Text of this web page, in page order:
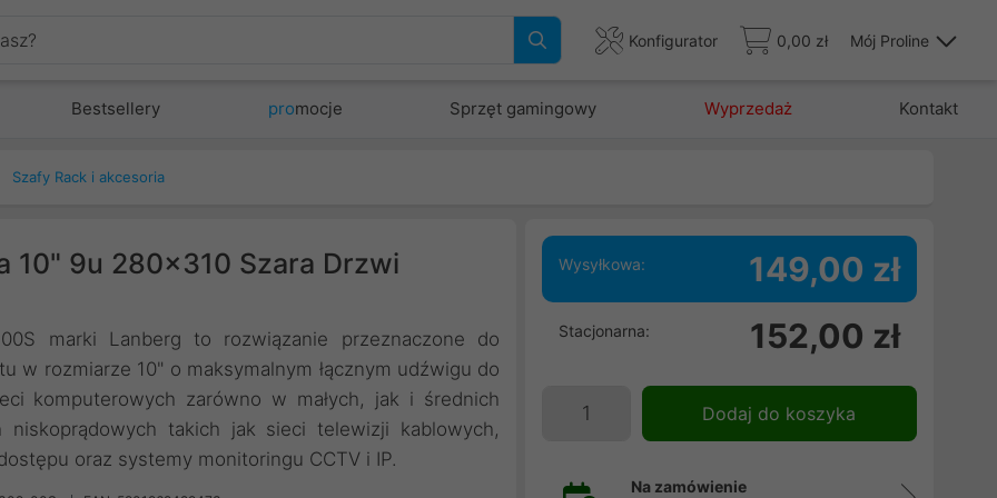
Konfigurator 0,00 zł Mój Proline
Bestsellery promocje Sprzęt gamingowy Wyprzedaż Kontakt
Szafy Rack i akcesoria
10" 9u 280x310 Szara Drzwi
marki Lanberg to rozwiązanie przeznaczone do
w rozmiarze 10" o maksymalnym łącznym udźwigu do
komputerowych zarówno w małych, jak i średnich
takich jak sieci telewizji kablowych,
oraz systemy monitoringu CCTV i IP.
Wysyłkowa: 149,00 zł
Stacjonarna: 152,00 zł
Dodaj do koszyka
Na zamówienie